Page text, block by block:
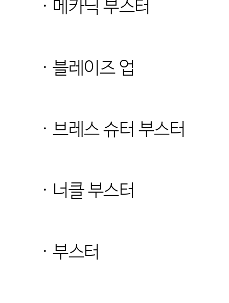
· 메카닉 부스터
· 블레이즈 업
· 브레스 슈터 부스터
· 너클 부스터
· 부스터